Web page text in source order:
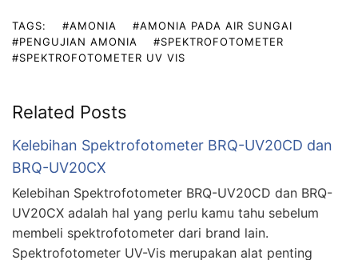
TAGS: #AMONIA
#AMONIA PADA AIR SUNGAI
#PENGUJIAN AMONIA
#SPEKTROFOTOMETER
#SPEKTROFOTOMETER UV VIS
Related Posts
Kelebihan Spektrofotometer BRQ-UV20CD dan
BRQ-UV20CX
Kelebihan Spektrofotometer BRQ-UV20CD dan BRQ-
UV20CX adalah hal yang perlu kamu tahu sebelum
membeli spektrofotometer dari brand lain.
Spektrofotometer UV-Vis merupakan alat penting